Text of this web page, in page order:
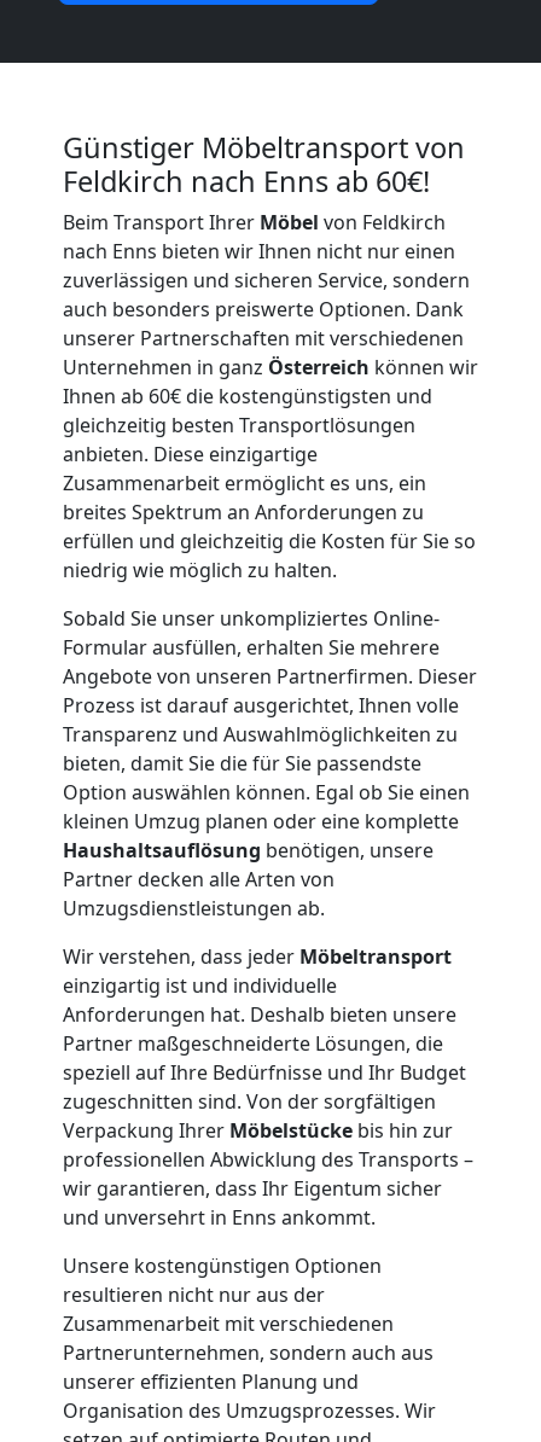
Günstiger Möbeltransport von
Feldkirch nach Enns ab 60€!
Beim Transport Ihrer Möbel von Feldkirch
nach Enns bieten wir Ihnen nicht nur einen
zuverlässigen und sicheren Service, sondern
auch besonders preiswerte Optionen. Dank
unserer Partnerschaften mit verschiedenen
Unternehmen in ganz Österreich können wir
Ihnen ab 60€ die kostengünstigsten und
gleichzeitig besten Transportlösungen
anbieten. Diese einzigartige
Zusammenarbeit ermöglicht es uns, ein
breites Spektrum an Anforderungen zu
erfüllen und gleichzeitig die Kosten für Sie so
niedrig wie möglich zu halten.
Sobald Sie unser unkompliziertes Online-
Formular ausfüllen, erhalten Sie mehrere
Angebote von unseren Partnerfirmen. Dieser
Prozess ist darauf ausgerichtet, Ihnen volle
Transparenz und Auswahlmöglichkeiten zu
bieten, damit Sie die für Sie passendste
Option auswählen können. Egal ob Sie einen
kleinen Umzug planen oder eine komplette
Haushaltsauflösung benötigen, unsere
Partner decken alle Arten von
Umzugsdienstleistungen ab.
Wir verstehen, dass jeder Möbeltransport
einzigartig ist und individuelle
Anforderungen hat. Deshalb bieten unsere
Partner maßgeschneiderte Lösungen, die
speziell auf Ihre Bedürfnisse und Ihr Budget
zugeschnitten sind. Von der sorgfältigen
Verpackung Ihrer Möbelstücke bis hin zur
professionellen Abwicklung des Transports –
wir garantieren, dass Ihr Eigentum sicher
und unversehrt in Enns ankommt.
Unsere kostengünstigen Optionen
resultieren nicht nur aus der
Zusammenarbeit mit verschiedenen
Partnerunternehmen, sondern auch aus
unserer effizienten Planung und
Organisation des Umzugsprozesses. Wir
Feldkirch
Mann
LKW
Möbellift
Feldkirch
Übersiedlung
Feldkirch
Klaviertransport
Feldkirch
Privatumzug
Feldkirch
Tresortransport
Feldkirch
Umzug
für
Senioren